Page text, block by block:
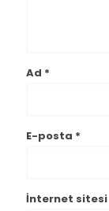
Ad *
E-posta *
İnternet sitesi